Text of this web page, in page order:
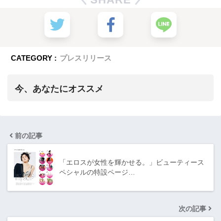
CATEGORY : プレスリリース
今、あなたにオススメ
前の記事
「エロスが女性を輝かせる。」ビューティース
ペシャルの特設ページ…
次の記事